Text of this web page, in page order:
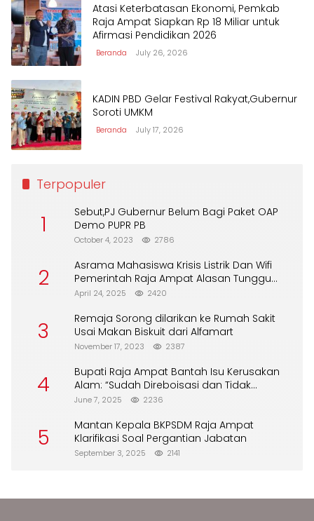
Atasi Keterbatasan Ekonomi, Pemkab
Raja Ampat Siapkan Rp 18 Miliar untuk
Afirmasi Pendidikan 2026
Beranda July 26, 2026
KADIN PBD Gelar Festival Rakyat,Gubernur
Soroti UMKM
Beranda July 17, 2026
Terpopuler
1
Sebut,PJ Gubernur Belum Bagi Paket OAP
Demo PUPR PB
October 4, 2023 2786
2
Asrama Mahasiswa Krisis Listrik Dan Wifi
Pemerintah Raja Ampat Alasan Tunggu
DPA
April 24, 2025 2420
3
Remaja Sorong dilarikan ke Rumah Sakit
Usai Makan Biskuit dari Alfamart
November 17, 2023 2387
4
Bupati Raja Ampat Bantah Isu Kerusakan
Alam: “Sudah Direboisasi dan Tidak
Merusak Lingkungan”
June 7, 2025 2236
5
Mantan Kepala BKPSDM Raja Ampat
Klarifikasi Soal Pergantian Jabatan
September 3, 2025 2141